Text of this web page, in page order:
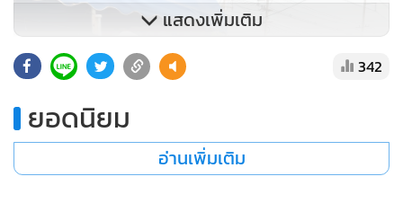
แสดงเพิ่มเติม
342
ยอดนิยม
อ่านเพิ่มเติม